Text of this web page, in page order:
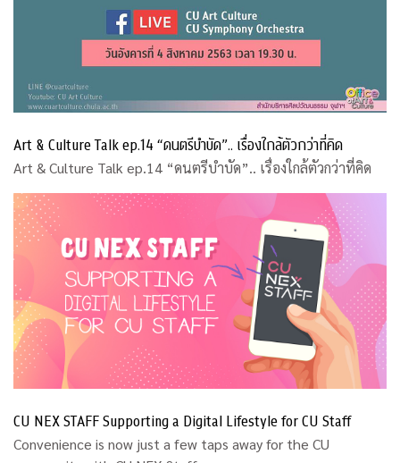
Art & Culture Talk ep.14 “ดนตรีบำบัด”.. เรื่องใกล้ตัวกว่าที่คิด
Art & Culture Talk ep.14 “ดนตรีบำบัด”.. เรื่องใกล้ตัวกว่าที่คิด
CU NEX STAFF Supporting a Digital Lifestyle for CU Staff
Convenience is now just a few taps away for the CU